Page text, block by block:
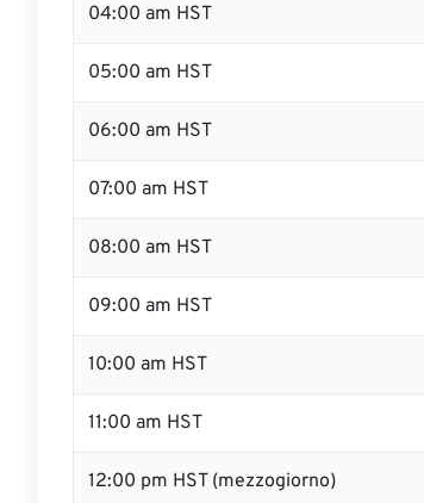
04:00 am HST
05:00 am HST
06:00 am HST
07:00 am HST
08:00 am HST
09:00 am HST
10:00 am HST
11:00 am HST
12:00 pm HST (mezzogiorno)